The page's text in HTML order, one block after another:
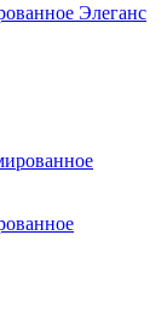
Элеганс